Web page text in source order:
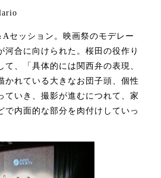
セッション。映画祭のモデレー
河合に向けられた。桜田の役作り
て、「具体的には関西弁の表現、
かれている大きなお団子頭、個性
ていき、撮影が進むにつれて、家
で内面的な部分を肉付けしていっ